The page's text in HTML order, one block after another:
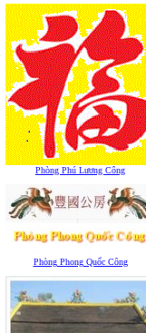
Phòng Phú Lương Công
Phòng Phong Quốc Công